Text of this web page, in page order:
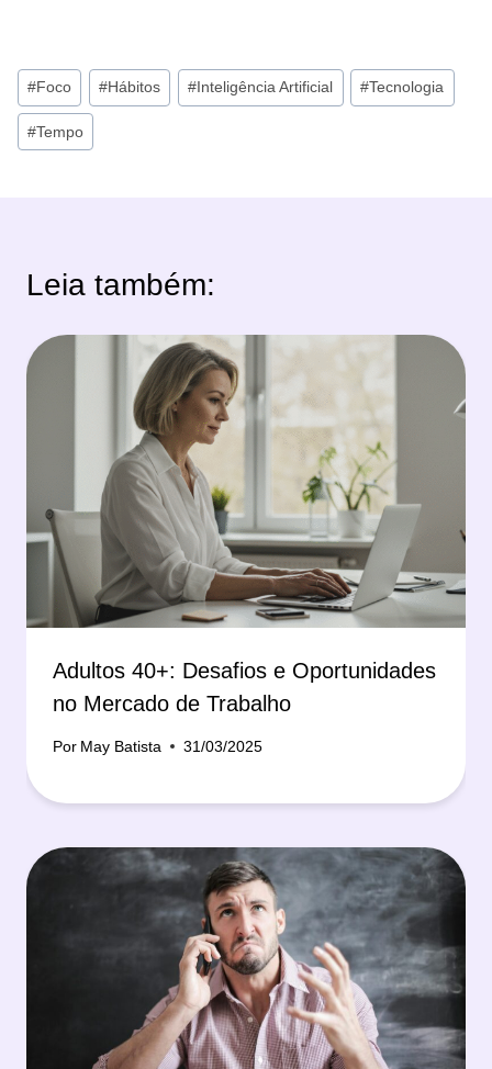
Tags
do
Post:
#Foco #Hábitos # Inteligência Artificial #Tecnologia
#Tempo
Leia também:
Adultos 40+: Desafios e Oportunidades
no Mercado de Trabalho
Por May Batista 31/03/2025